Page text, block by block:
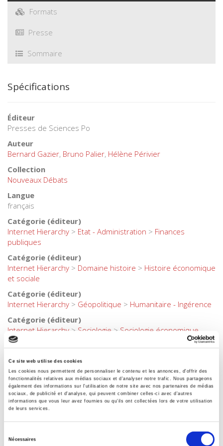
Ce site web utilise des cookies
Les cookies nous permettent de personnaliser le contenu et les annonces, d'offrir des
fonctionnalités relatives aux médias sociaux et d'analyser notre trafic. Nous partageons
également des informations sur l'utilisation de notre site avec nos partenaires de médias
sociaux, de publicité et d'analyse, qui peuvent combiner celles-ci avec d'autres
informations que vous leur avez fournies ou qu'ils ont collectées lors de votre utilisation
de leurs services.
Nécessaires
Formats
Presse
Sommaire
Spécifications
Éditeur
Presses de Sciences Po
Auteur
Bernard Gazier, Bruno Palier, Hélène Périvier
Collection
Nouveaux Débats
Langue
français
Catégorie (éditeur)
Internet Hierarchy > Etat - Administration > Finances
publiques
Catégorie (éditeur)
Internet Hierarchy > Domaine histoire > Histoire économique
et sociale
Catégorie (éditeur)
Internet Hierarchy > Géopolitique > Humanitaire - Ingérence
Catégorie (éditeur)
Internet Hierarchy > Sociologie > Sociologie économique
Catégorie (éditeur)
Catégorie (éditeur)
Internet Hierarchy>International
Catégorie (éditeur)
Internet Hierarchy
Catégorie (éditeur)